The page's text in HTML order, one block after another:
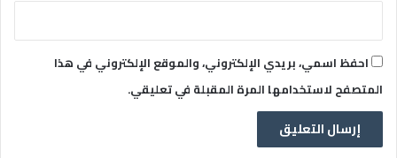
احفظ اسمي، بريدي الإلكتروني، والموقع الإلكتروني في هذا
المتصفح لاستخدامها المرة المقبلة في تعليقي.